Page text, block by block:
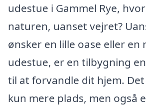
udestue i Gammel Rye,
naturen, uanset vejret?
ønsker en lille oase eller en
udestue, er en tilbygning
til at forvandle dit hjem.
kun mere plads, men også